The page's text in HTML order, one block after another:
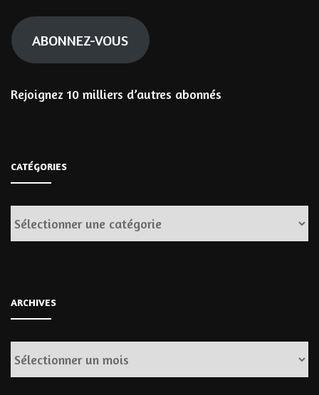
mail
ABONNEZ-VOUS
Rejoignez 10 milliers d’autres abonnés
CATÉGORIES
Catégories
ARCHIVES
Archives